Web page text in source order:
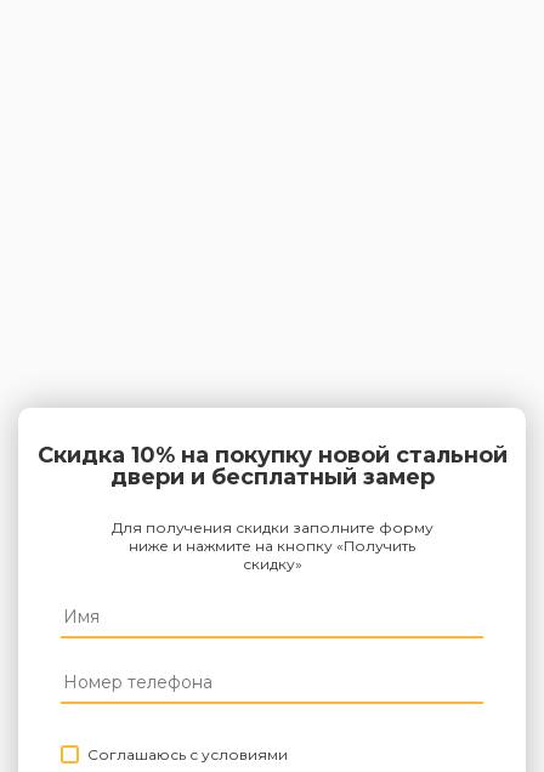
Скидка 10% на покупку новой стальной
двери и бесплатный замер
Для получения скидки заполните форму
ниже и нажмите на кнопку «Получить
скидку»
Соглашаюсь с условиями